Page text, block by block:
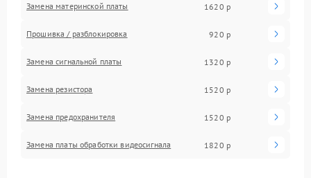
Замена материнской платы 1620 р
Прошивка / разблокировка 920 р
Замена сигнальной платы 1320 р
Замена резистора 1520 р
Замена предохранителя 1520 р
Замена платы обработки видеосигнала 1820 р